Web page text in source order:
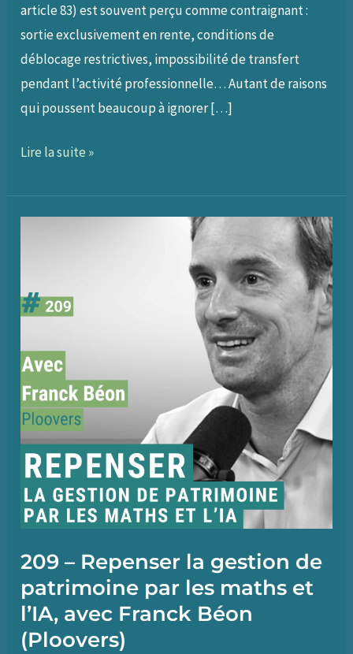
article 83) est souvent perçu comme contraignant :
sortie exclusivement en rente, conditions de
déblocage restrictives, impossibilité de transfert
pendant l’activité professionnelle… Autant de raisons
qui poussent beaucoup à ignorer […]
MA05
Comment
d’Epargne
Retraite
Obligatoire
(ex
article
83)
avec
Franck
Béon
(Ploovers)
Lire la suite »
209 – Repenser la gestion de
patrimoine par les maths et
l’IA, avec Franck Béon
(Ploovers)